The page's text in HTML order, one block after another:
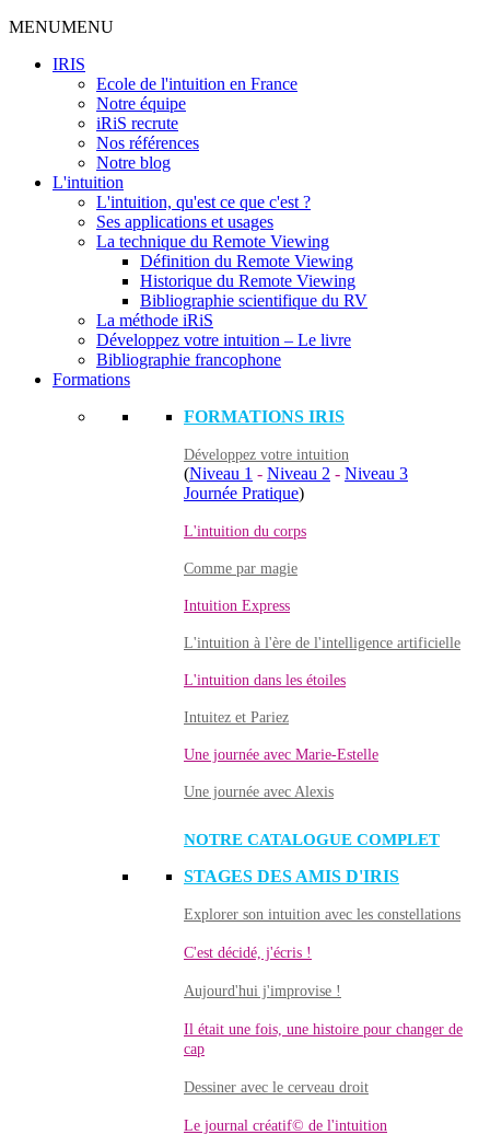
MENUMENU
IRIS
Ecole de l'intuition en France
Notre équipe
iRiS recrute
Nos références
Notre blog
L'intuition
L'intuition, qu'est ce que c'est ?
Ses applications et usages
La technique du Remote Viewing
Définition du Remote Viewing
Historique du Remote Viewing
Bibliographie scientifique du RV
La méthode iRiS
Développez votre intuition – Le livre
Bibliographie francophone
Formations
FORMATIONS IRIS
Développez votre intuition
(Niveau 1 - Niveau 2 - Niveau 3
Journée Pratique)
L'intuition du corps
Comme par magie
Intuition Express
L'intuition à l'ère de l'intelligence artificielle
L'intuition dans les étoiles
Intuitez et Pariez
Une journée avec Marie-Estelle
Une journée avec Alexis
NOTRE CATALOGUE COMPLET
STAGES DES AMIS D'IRIS
Explorer son intuition avec les constellations
C'est décidé, j'écris !
Aujourd'hui j'improvise !
Il était une fois, une histoire pour changer de
cap
Dessiner avec le cerveau droit
Le journal créatif© de l'intuition